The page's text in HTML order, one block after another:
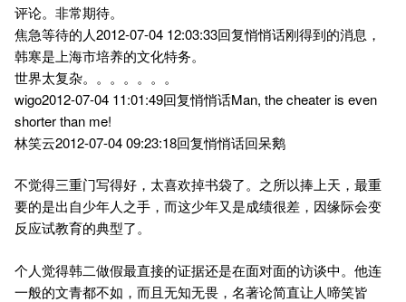
评论。非常期待。
焦急等待的人2012-07-04 12:03:33回复悄悄话刚得到的消息，
韩寒是上海市培养的文化特务。
世界太复杂。。。。。。。
wigo2012-07-04 11:01:49回复悄悄话Man, the cheater is even
shorter than me!
林笑云2012-07-04 09:23:18回复悄悄话回呆鹅
不觉得三重门写得好，太喜欢掉书袋了。之所以捧上天，最重
要的是出自少年人之手，而这少年又是成绩很差，因缘际会变
反应试教育的典型了。
个人觉得韩二做假最直接的证据还是在面对面的访谈中。他连
一般的文青都不如，而且无知无畏，名著论简直让人啼笑皆